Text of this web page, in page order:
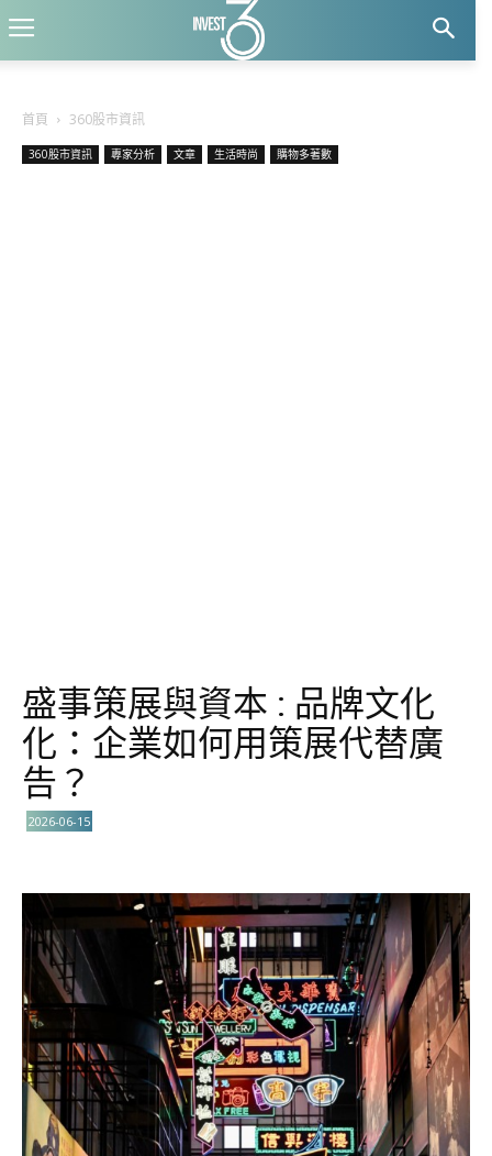
首頁 360股市資訊
360股市資訊 專家分析 文章 生活時尚 購物多著數
盛事策展與資本 : 品牌文化
化：企業如何用策展代替廣
告？
2026-06-15